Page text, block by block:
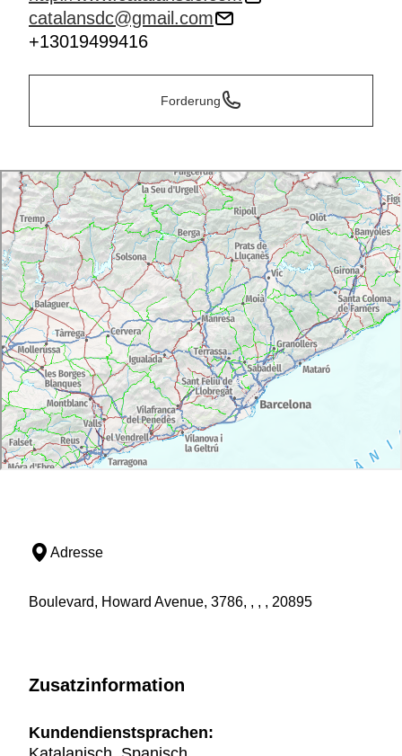
catalansdc@gmail.com
+13019499416
Forderung
Adresse
Boulevard, Howard Avenue, 3786, , , , 20895
Zusatzinformation
Kundendienstsprachen: